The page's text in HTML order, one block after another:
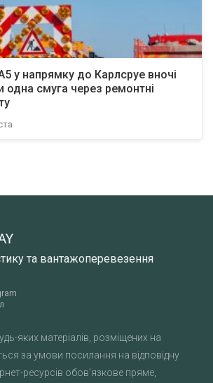
у напрямку до Карлсруе вночі
одна смуга через ремонтні
та вантажоперевезення
яких матеріалів, розміщених на
за умови посилання на відповідну
ресурсів обов'язкове пряме,